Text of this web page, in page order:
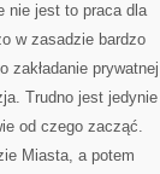
nie jest to praca dla
w zasadzie bardzo
zakładanie prywatnej
Trudno jest jedynie
od czego zacząć.
Miasta, a potem